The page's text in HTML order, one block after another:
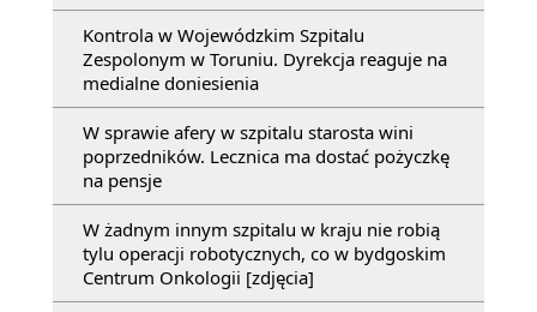
Kontrola w Wojewódzkim Szpitalu
Zespolonym w Toruniu. Dyrekcja reaguje na
medialne doniesienia
W sprawie afery w szpitalu starosta wini
poprzedników. Lecznica ma dostać pożyczkę
na pensje
W żadnym innym szpitalu w kraju nie robią
tylu operacji robotycznych, co w bydgoskim
Centrum Onkologii [zdjęcia]